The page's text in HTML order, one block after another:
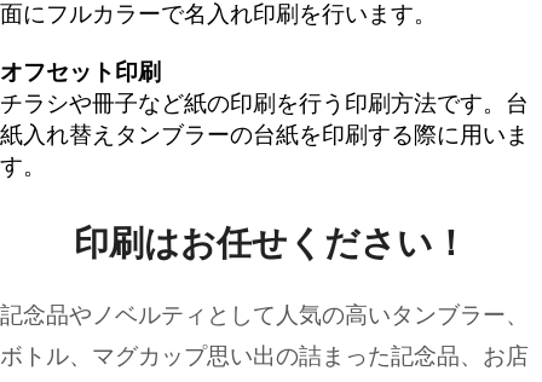
面にフルカラーで名入れ印刷を行います。
オフセット印刷
チラシや冊子など紙の印刷を行う印刷方法です。台
紙入れ替えタンブラーの台紙を印刷する際に用いま
す。
印刷はお任せください！
記念品やノベルティとして人気の高いタンブラー、
ボトル、マグカップ思い出の詰まった記念品、お店